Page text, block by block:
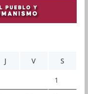
J V S
1